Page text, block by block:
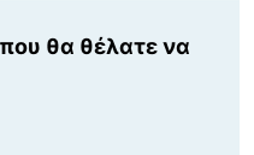
θα θέλατε να